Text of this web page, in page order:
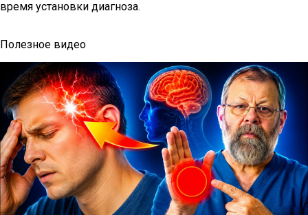
время установки диагноза.
Полезное видео